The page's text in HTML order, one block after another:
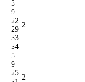
3
9
22
29
33
34
2
5
9
25
2